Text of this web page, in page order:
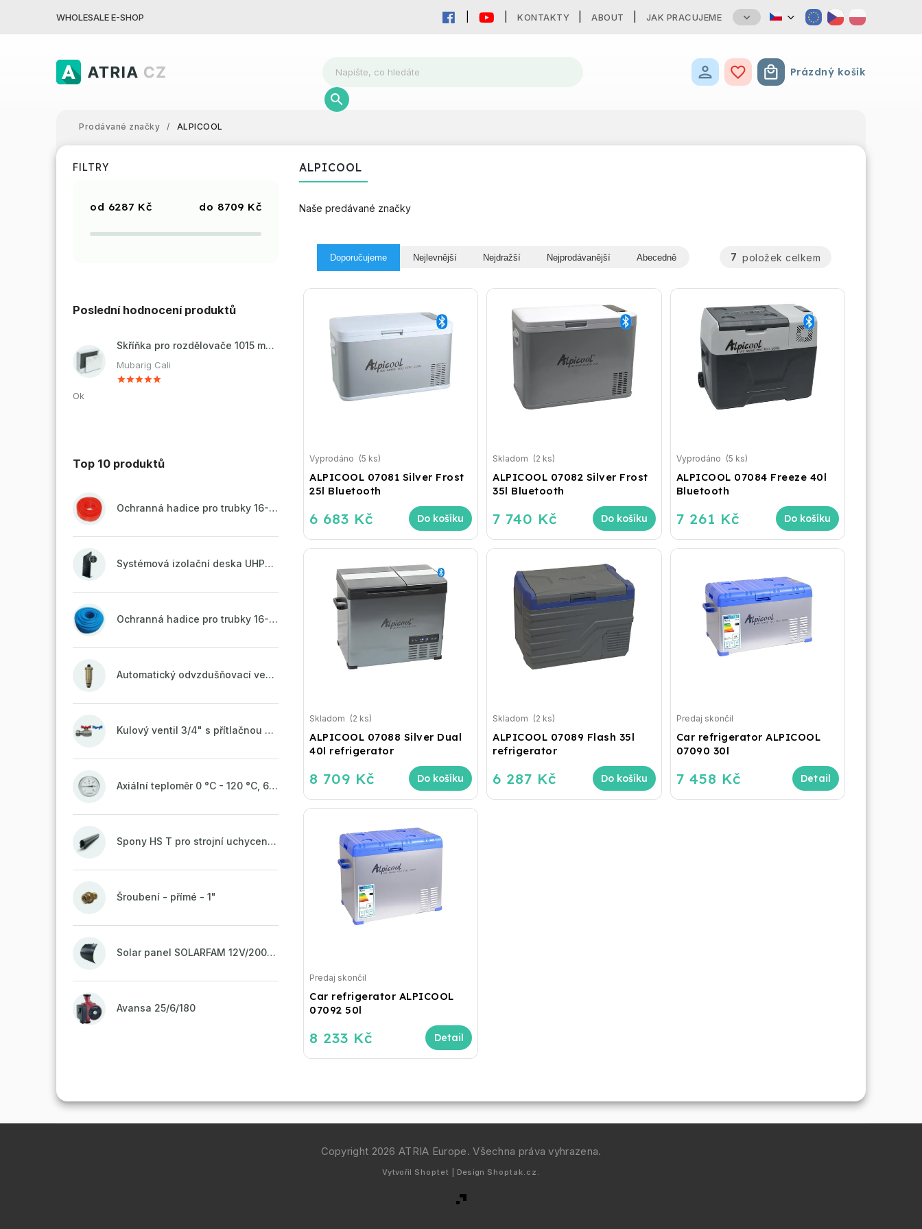
WHOLESALE E-SHOP KONTAKTY ABOUT JAK PRACUJEME
Nákupní košík
Prázdný košík
Prodávané značky / ALPICOOL
FILTRY
6287 Kč 8709 Kč
Poslední hodnocení produktů
Skříňka pro rozdělovače 1015 mm - nadomítková
Mubarig Cali
Ok
Top 10 produktů
Ochranná hadice pro trubky 16-18mm - červená
Systémová izolační deska UHP51 (STIROTERMAL DUO 11)
Ochranná hadice pro trubky 16-18mm - modrá
Automatický odvzdušňovací ventil 1/2" se zpětnou klapkou mosazný
Kulový ventil 3/4" s přítlačnou maticí
Axiální teploměr 0 °C - 120 °C, 63 mm
Spony HS T pro strojní uchycení potrubí, svařené na vrchu do pasu
Šroubení - přímé - 1"
Solar panel SOLARFAM 12V/200W semi-flexible for balcony, fence
Avansa 25/6/180
ALPICOOL
Naše predávané značky
Doporučujeme Nejlevnější Nejdražší Nejprodávanější Abecedně 7 položek celkem
ALPICOOL 07081 Silver Frost
25l Bluetooth
Vyprodáno (5 ks)
6 683 Kč Do košíku
ALPICOOL 07082 Silver Frost
35l Bluetooth
Skladom (2 ks)
7 740 Kč Do košíku
ALPICOOL 07084 Freeze 40l
Bluetooth
Vyprodáno (5 ks)
7 261 Kč Do košíku
ALPICOOL 07088 Silver Dual
40l refrigerator
Skladom (2 ks)
8 709 Kč Do košíku
ALPICOOL 07089 Flash 35l
refrigerator
Skladom (2 ks)
6 287 Kč Do košíku
Car refrigerator ALPICOOL
07090 30l
Predaj skončil
7 458 Kč
Car refrigerator ALPICOOL
07092 50l
Predaj skončil
8 233 Kč
Copyright 2026ATRIA Europe. Všechna práva vyhrazena.
Vytvořil Shoptet | Design Shoptak.cz.